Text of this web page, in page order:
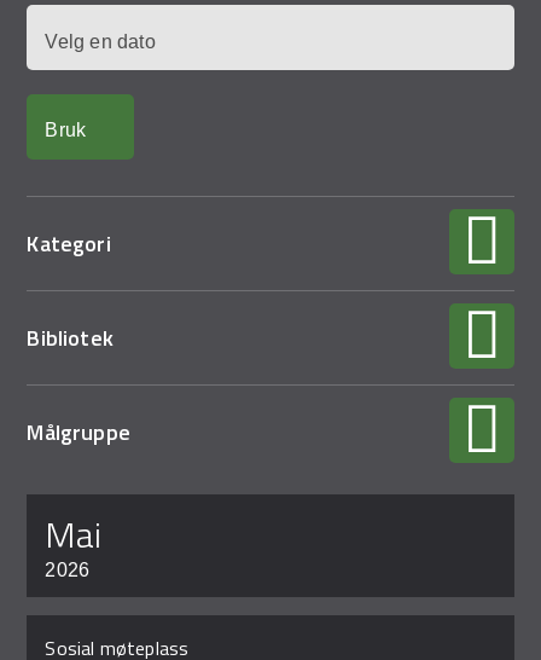
Kategori
Bibliotek
Målgruppe
mai
2026
Sosial møteplass